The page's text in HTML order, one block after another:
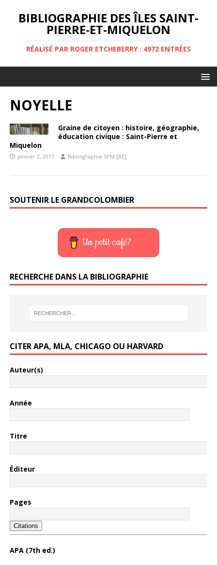
BIBLIOGRAPHIE DES ÎLES SAINT-
PIERRE-ET-MIQUELON
RÉALISÉ PAR ROGER ETCHEBERRY : 4972 ENTRÉES
NOYELLE
Graine de citoyen : histoire, géographie,
éducation civique : Saint-Pierre et
Miquelon
janvier 2, 2017 Bibliographie SPM [RE]
SOUTENIR LE GRANDCOLOMBIER
Un petit café?
RECHERCHE DANS LA BIBLIOGRAPHIE
CITER APA, MLA, CHICAGO OU HARVARD
Auteur(s)
Année
Titre
Éditeur
Pages
Citations
APA (7th ed.)